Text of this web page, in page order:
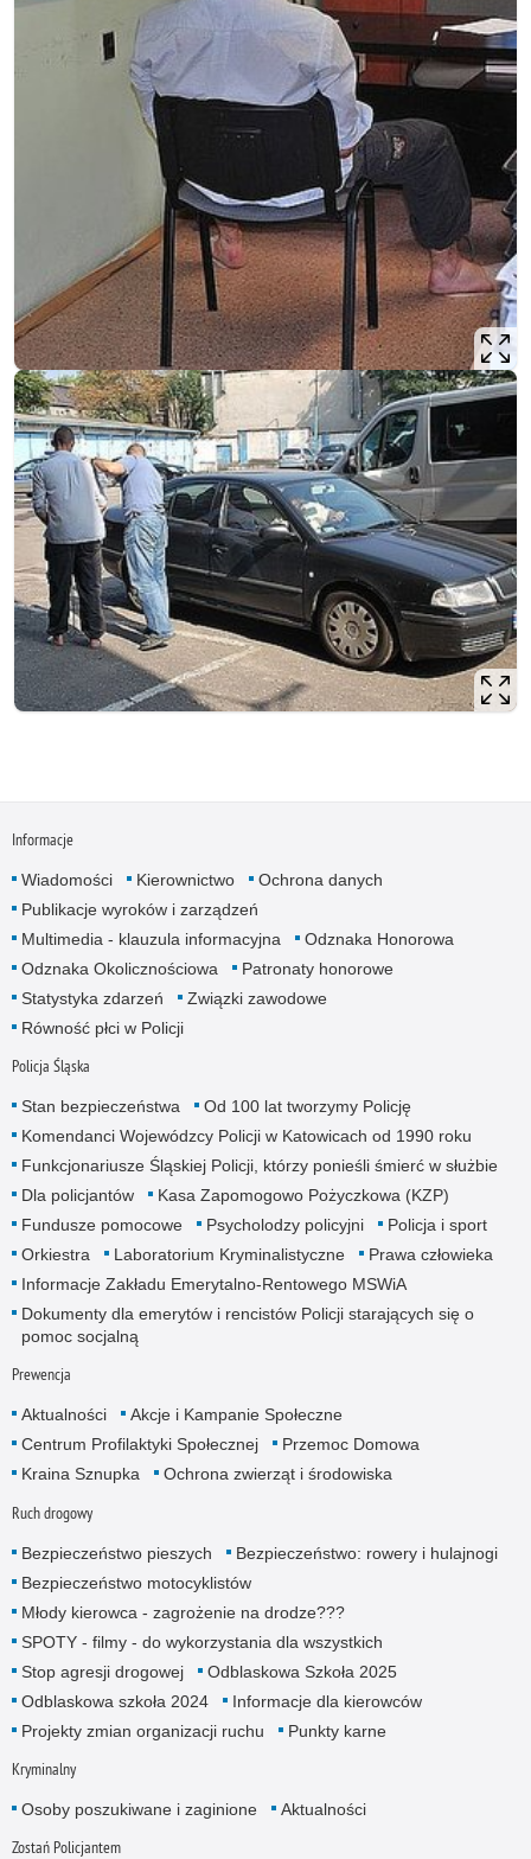
Informacje
Wiadomości Kierownictwo
Ochrona danych
Publikacje wyroków i zarządzeń
Multimedia - klauzula informacyjna
Odznaka Honorowa
Odznaka Okolicznościowa
Patronaty honorowe
Statystyka zdarzeń
Związki zawodowe
Równość płci w Policji
Policja Śląska
Stan bezpieczeństwa
Od 100 lat tworzymy Policję
Komendanci Wojewódzcy Policji w Katowicach od 1990 roku
Funkcjonariusze Śląskiej Policji, którzy ponieśli śmierć w służbie
Dla policjantów
Kasa Zapomogowo Pożyczkowa (KZP)
Fundusze pomocowe
Psycholodzy policyjni
Policja i sport
Orkiestra
Laboratorium Kryminalistyczne
Prawa człowieka
Informacje Zakładu Emerytalno-Rentowego MSWiA
Dokumenty dla emerytów i rencistów Policji starających się o
pomoc socjalną
Prewencja
Aktualności
Akcje i Kampanie Społeczne
Centrum Profilaktyki Społecznej
Przemoc Domowa
Kraina Sznupka
Ochrona zwierząt i środowiska
Ruch drogowy
Bezpieczeństwo pieszych
Bezpieczeństwo: rowery i hulajnogi
Bezpieczeństwo motocyklistów
Młody kierowca - zagrożenie na drodze???
SPOTY - filmy - do wykorzystania dla wszystkich
Stop agresji drogowej
Odblaskowa Szkoła 2025
Odblaskowa szkoła 2024
Informacje dla kierowców
Projekty zmian organizacji ruchu
Punkty karne
Kryminalny
Osoby poszukiwane i zaginione Aktualności
Zostań Policjantem